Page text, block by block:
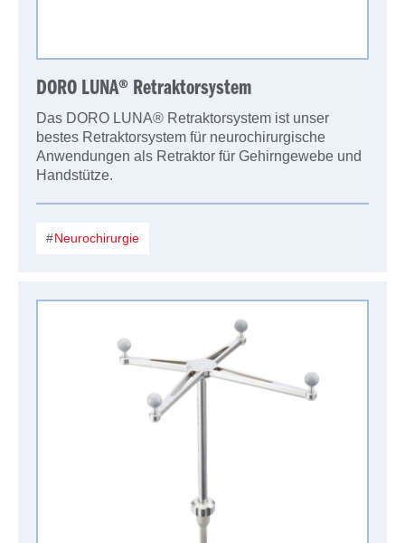
DORO LUNA® Retraktorsystem
Das DORO LUNA® Retraktorsystem ist unser
bestes Retraktorsystem für neurochirurgische
Anwendungen als Retraktor für Gehirngewebe und
Handstütze.
Neurochirurgie